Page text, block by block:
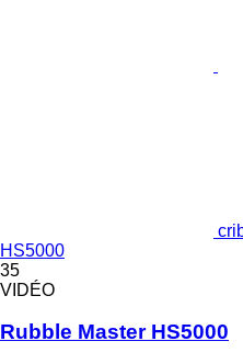
HS5000
35
VIDÉO
Rubble Master HS5000